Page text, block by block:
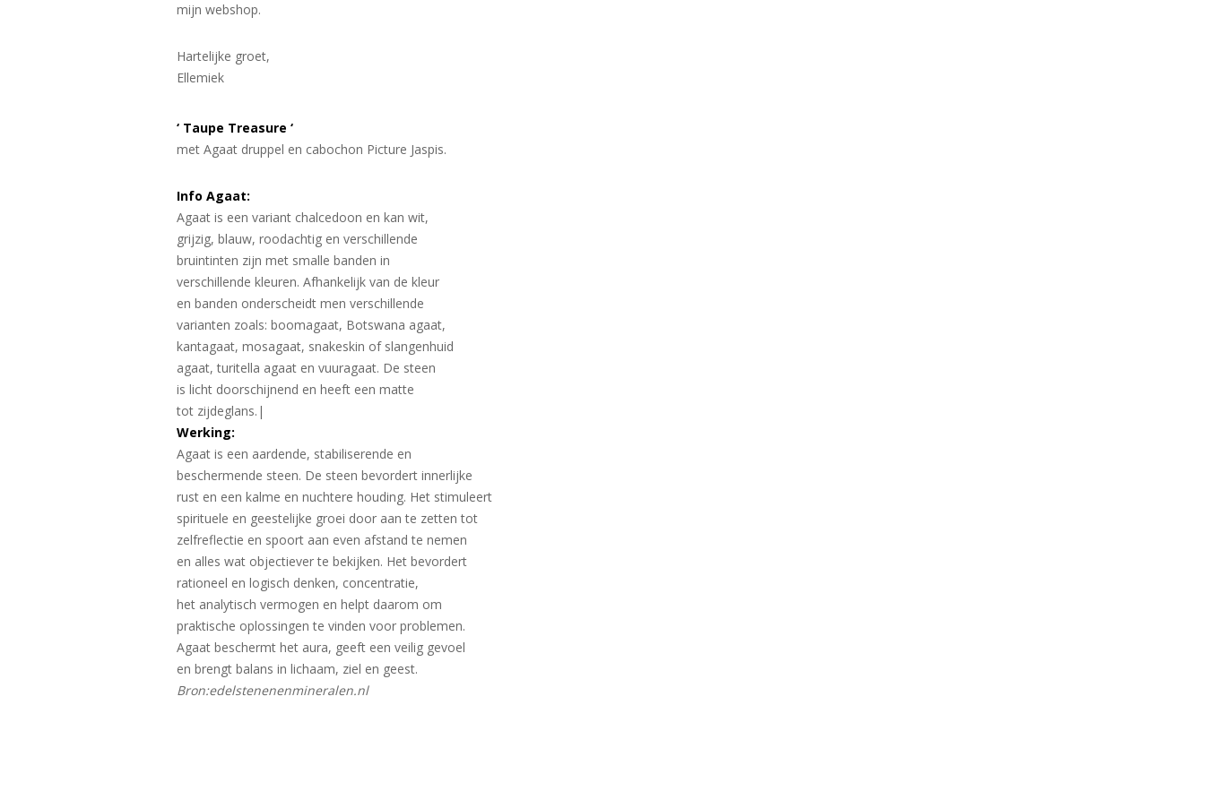
mijn webshop.
Hartelijke groet,
Ellemiek
‘ Taupe Treasure ‘
met Agaat druppel en cabochon Picture Jaspis.
Info Agaat:
Agaat is een variant chalcedoon en kan wit,
grijzig, blauw, roodachtig en verschillende
bruintinten zijn met smalle banden in
verschillende kleuren. Afhankelijk van de kleur
en banden onderscheidt men verschillende
varianten zoals: boomagaat, Botswana agaat,
kantagaat, mosagaat, snakeskin of slangenhuid
agaat, turitella agaat en vuuragaat. De steen
is licht doorschijnend en heeft een matte
tot zijdeglans.|
Werking:
Agaat is een aardende, stabiliserende en
beschermende steen. De steen bevordert innerlijke
rust en een kalme en nuchtere houding. Het stimuleert
spirituele en geestelijke groei door aan te zetten tot
zelfreflectie en spoort aan even afstand te nemen
en alles wat objectiever te bekijken. Het bevordert
rationeel en logisch denken, concentratie,
het analytisch vermogen en helpt daarom om
praktische oplossingen te vinden voor problemen.
Agaat beschermt het aura, geeft een veilig gevoel
en brengt balans in lichaam, ziel en geest.
Bron:edelstenenenmineralen.nl